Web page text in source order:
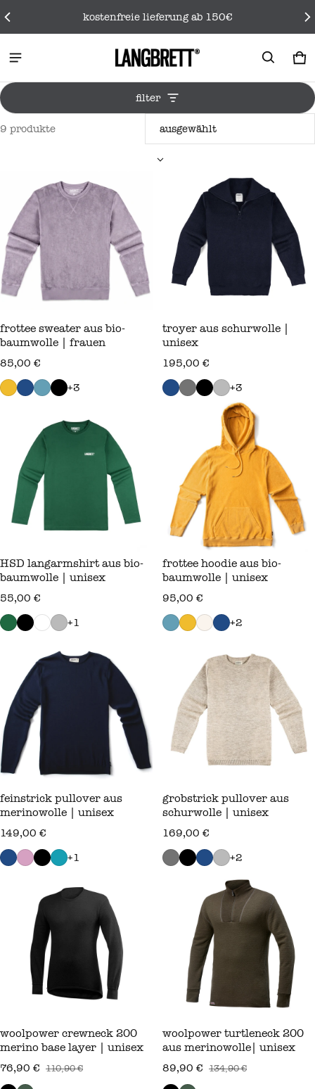
kostenfreie lieferung ab 150€
0
filter
9 produkte
frottee sweater aus bio-
baumwolle | frauen
regulärer preis
85,00 €
+3
troyer aus schurwolle |
unisex
regulärer preis
195,00 €
+3
HSD langarmshirt aus bio-
baumwolle | unisex
regulärer preis
55,00 €
+1
frottee hoodie aus bio-
baumwolle | unisex
regulärer preis
95,00 €
+2
feinstrick pullover aus
merinowolle | unisex
regulärer preis
149,00 €
+1
grobstrick pullover aus
schurwolle | unisex
regulärer preis
169,00 €
+2
woolpower crewneck 200
merino base layer | unisex
verkaufspreis
76,90 €
regulärer preis
110,90 €
woolpower turtleneck 200
aus merinowolle| unisex
verkaufspreis
89,90 €
regulärer preis
134,90 €